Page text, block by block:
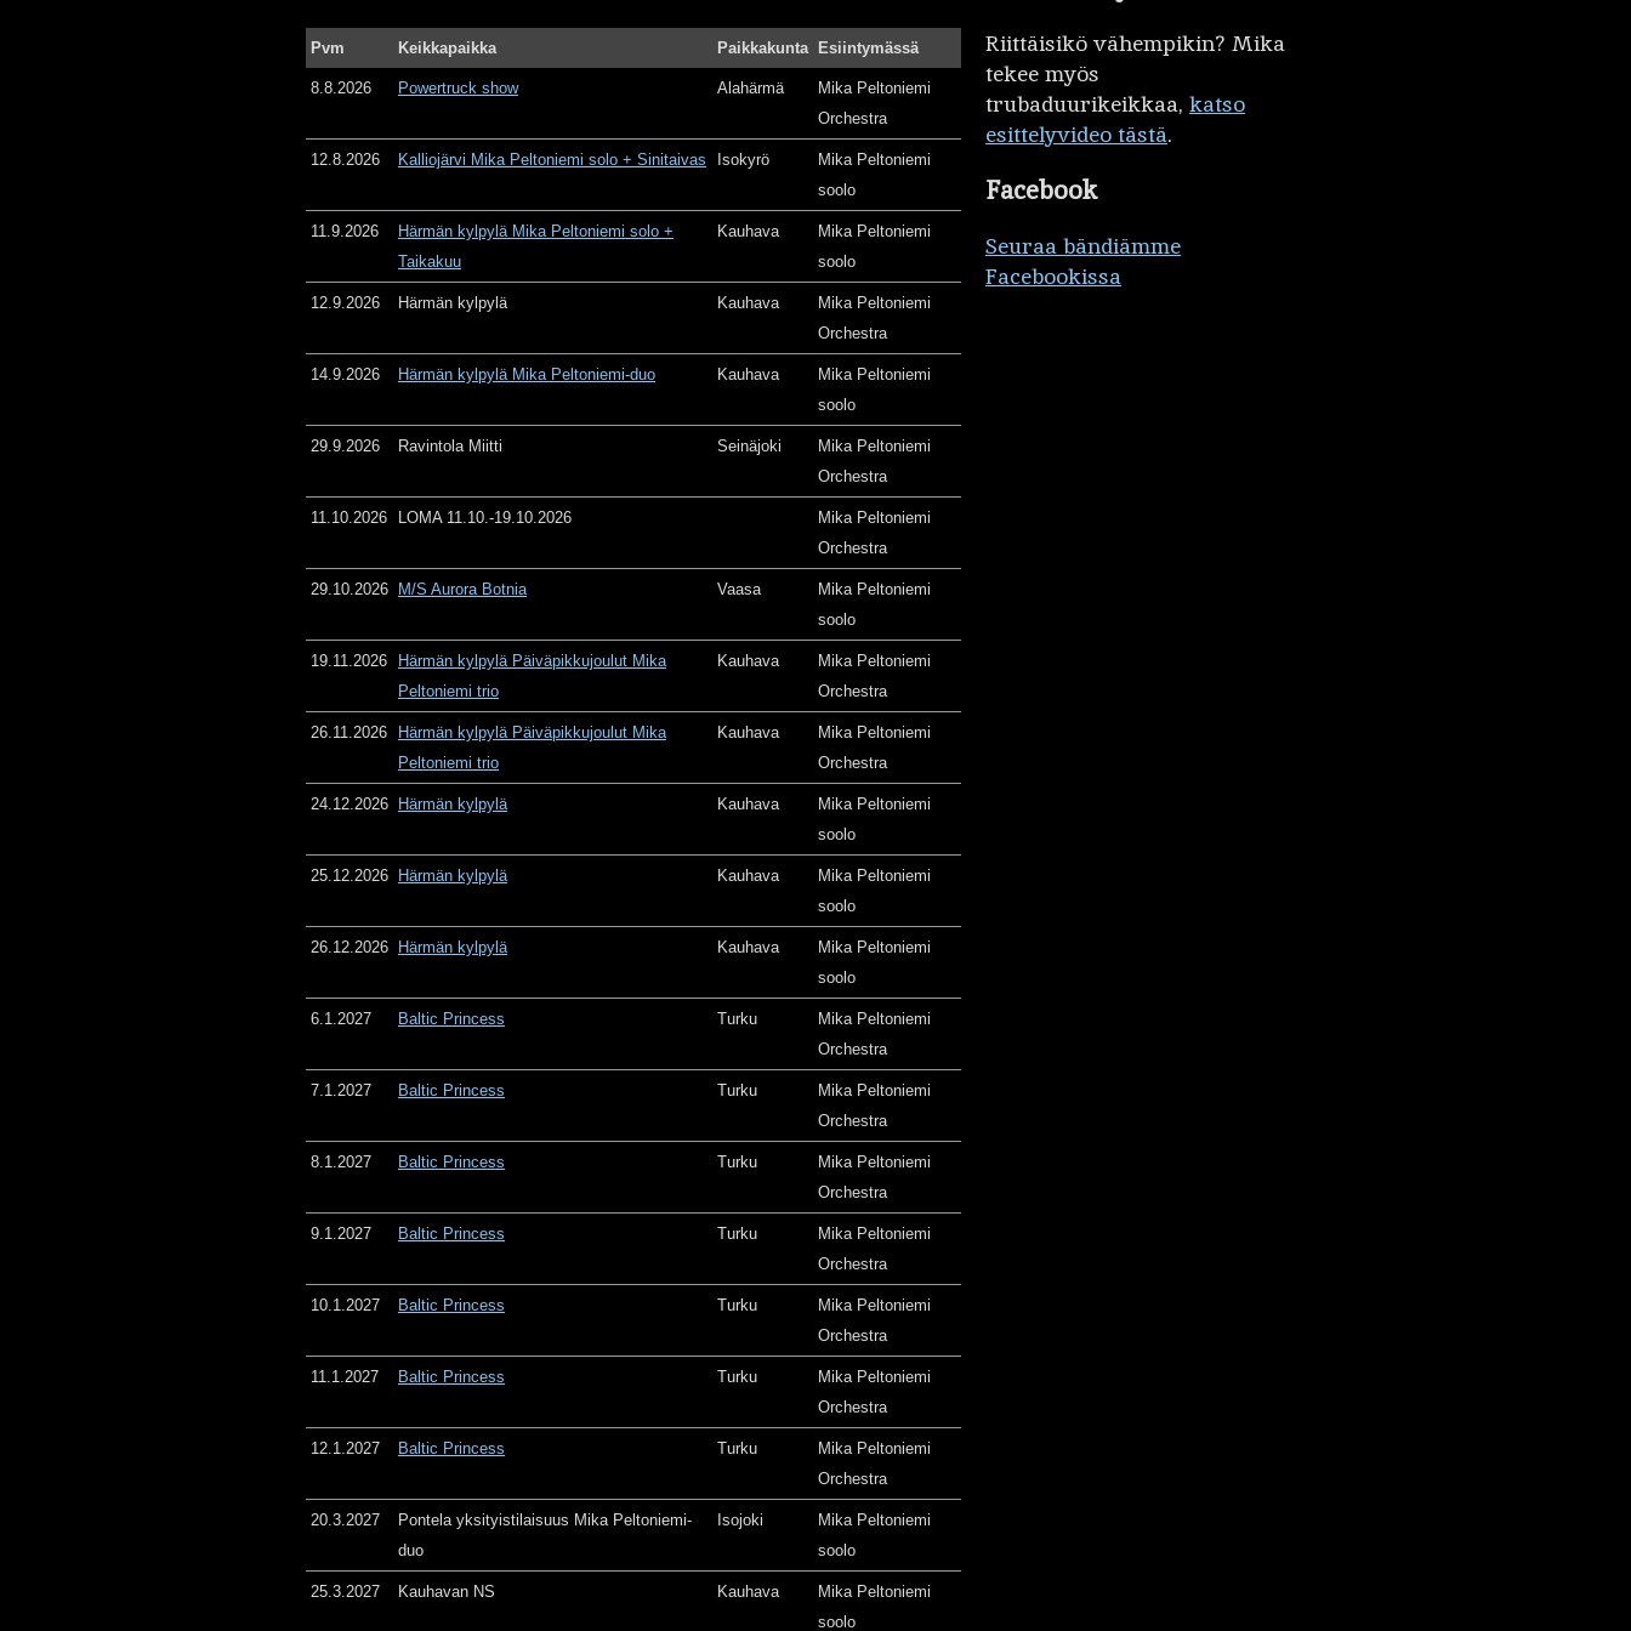
Pvm Keikkapaikka Paikkakunta Esiintymässä
8.8.2026 Powertruck show Alahärmä
Mika Peltoniemi
Orchestra
12.8.2026 Kalliojärvi Mika Peltoniemi solo + Sinitaivas Isokyrö
Mika Peltoniemi
soolo
11.9.2026
Härmän kylpylä Mika Peltoniemi solo +
Taikakuu
Kauhava
Mika Peltoniemi
soolo
12.9.2026 Härmän kylpylä Kauhava
Mika Peltoniemi
Orchestra
14.9.2026 Härmän kylpylä Mika Peltoniemi-duo Kauhava
Mika Peltoniemi
soolo
29.9.2026 Ravintola Miitti Seinäjoki
Mika Peltoniemi
Orchestra
11.10.2026 LOMA 11.10.-19.10.2026
Mika Peltoniemi
Orchestra
29.10.2026 M/S Aurora Botnia Vaasa
Mika Peltoniemi
soolo
19.11.2026
Härmän kylpylä Päiväpikkujoulut Mika
Peltoniemi trio
Kauhava
Mika Peltoniemi
Orchestra
26.11.2026
Härmän kylpylä Päiväpikkujoulut Mika
Peltoniemi trio
Kauhava
Mika Peltoniemi
Orchestra
24.12.2026 Härmän kylpylä Kauhava
Mika Peltoniemi
soolo
25.12.2026 Härmän kylpylä Kauhava
Mika Peltoniemi
soolo
26.12.2026 Härmän kylpylä Kauhava
Mika Peltoniemi
soolo
6.1.2027 Baltic Princess Turku
Mika Peltoniemi
Orchestra
7.1.2027 Baltic Princess Turku
Mika Peltoniemi
Orchestra
8.1.2027 Baltic Princess Turku
Mika Peltoniemi
Orchestra
9.1.2027 Baltic Princess Turku
Mika Peltoniemi
Orchestra
10.1.2027 Baltic Princess Turku
Mika Peltoniemi
Orchestra
11.1.2027 Baltic Princess Turku
Mika Peltoniemi
Orchestra
12.1.2027 Baltic Princess Turku
Mika Peltoniemi
Orchestra
20.3.2027
Pontela yksityistilaisuus Mika Peltoniemi-
duo
Isojoki
Mika Peltoniemi
soolo
25.3.2027 Kauhavan NS Kauhava
Mika Peltoniemi
soolo
Riittäisikö vähempikin? Mika
tekee myös
trubaduurikeikkaa, katso
esittelyvideo tästä.
Facebook
Seuraa bändiämme
Facebookissa